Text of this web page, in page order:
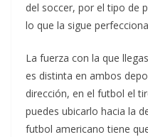
del soccer, por el tipo de
lo que la sigue
La fuerza con la que
es distinta en ambos
dirección, en el futbol el
puedes ubicarlo hacia la
futbol americano tiene